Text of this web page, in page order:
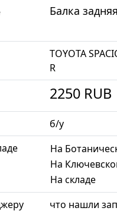
Балка
TOYOTA
R
2250 RUB
б/у
На
На
На складе
что нашли